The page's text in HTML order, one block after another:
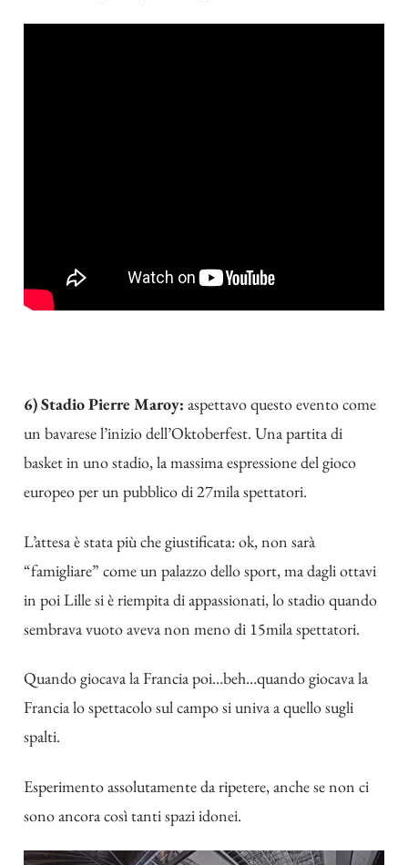
6) Stadio Pierre Maroy: aspettavo questo evento come
un bavarese l’inizio dell’Oktoberfest. Una partita di
basket in uno stadio, la massima espressione del gioco
europeo per un pubblico di 27mila spettatori.
L’attesa è stata più che giustificata: ok, non sarà
“famigliare” come un palazzo dello sport, ma dagli ottavi
in poi Lille si è riempita di appassionati, lo stadio quando
sembrava vuoto aveva non meno di 15mila spettatori.
Quando giocava la Francia poi…beh…quando giocava la
Francia lo spettacolo sul campo si univa a quello sugli
spalti.
Esperimento assolutamente da ripetere, anche se non ci
sono ancora così tanti spazi idonei.